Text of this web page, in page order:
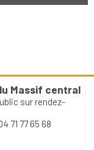
Massif central
sur rendez-
71 77 65 68